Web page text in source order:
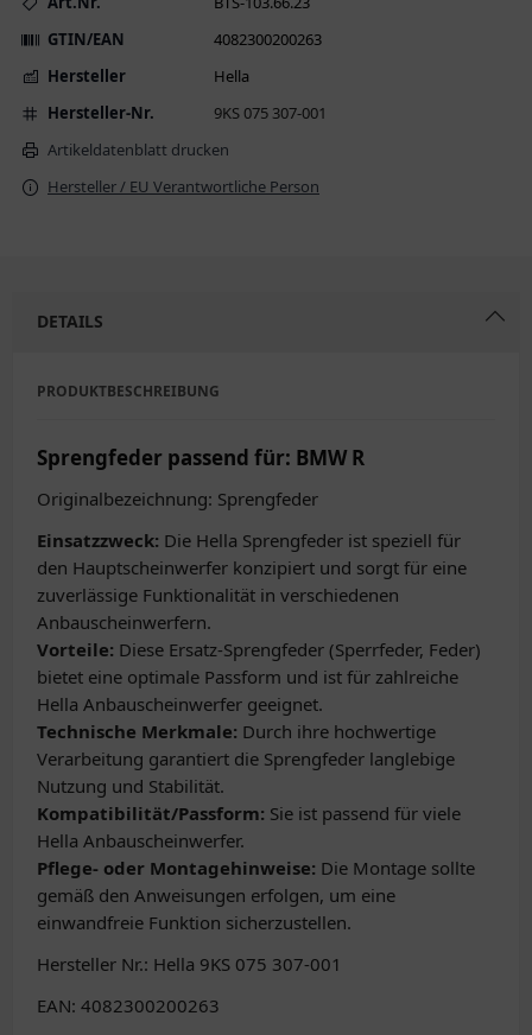
GTIN/EAN
4082300200263
Hersteller
Hella
Hersteller-Nr.
9KS 075 307-001
Artikeldatenblatt drucken
Hersteller / EU Verantwortliche Person
DETAILS
PRODUKTBESCHREIBUNG
Sprengfeder passend für: BMW R
Originalbezeichnung: Sprengfeder
Einsatzzweck: Die Hella Sprengfeder ist speziell für
den Hauptscheinwerfer konzipiert und sorgt für eine
zuverlässige Funktionalität in verschiedenen
Anbauscheinwerfern.
Vorteile: Diese Ersatz-Sprengfeder (Sperrfeder, Feder)
bietet eine optimale Passform und ist für zahlreiche
Hella Anbauscheinwerfer geeignet.
Technische Merkmale: Durch ihre hochwertige
Verarbeitung garantiert die Sprengfeder langlebige
Nutzung und Stabilität.
Kompatibilität/Passform: Sie ist passend für viele
Hella Anbauscheinwerfer.
Pflege- oder Montagehinweise: Die Montage sollte
gemäß den Anweisungen erfolgen, um eine
einwandfreie Funktion sicherzustellen.
Hersteller Nr.: Hella 9KS 075 307-001
EAN: 4082300200263